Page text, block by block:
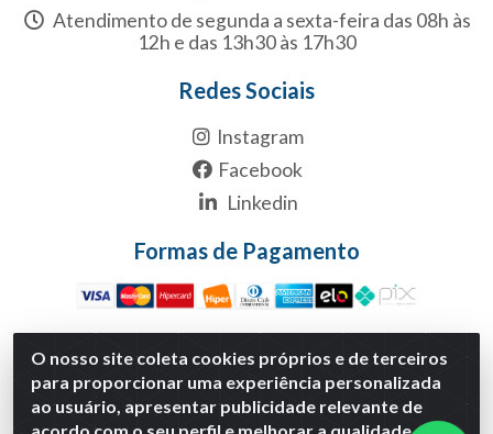
O nosso site coleta cookies próprios e de terceiros
para proporcionar uma experiência personalizada
ao usuário, apresentar publicidade relevante de
Atendimento de segunda a sexta-feira das 08h às
12h e das 13h30 às 17h30
Redes Sociais
Instagram
Facebook
Linkedin
Formas de Pagamento
Multicanal Atacado LTDA - Rua 1-B, S/NC, Quadra1B Lote 1
Anexo Modulo 2 - Polo Empresarial Goias - Etapa Xiii,